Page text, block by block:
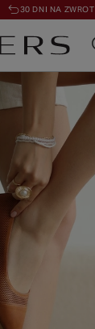
30 DNI NA ZWROT